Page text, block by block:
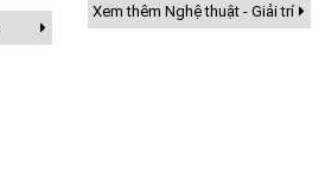
Xem thêm Nghệ thuật - Giải trí